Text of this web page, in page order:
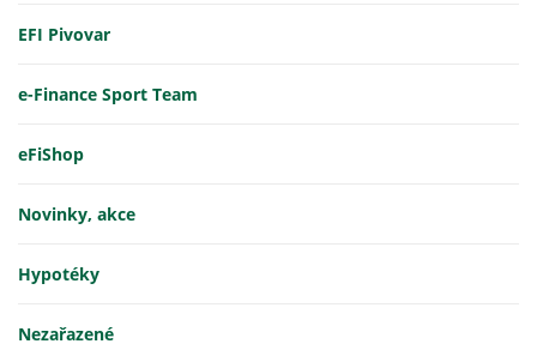
EFI Pivovar
e-Finance Sport Team
eFiShop
Novinky, akce
Hypotéky
Nezařazené